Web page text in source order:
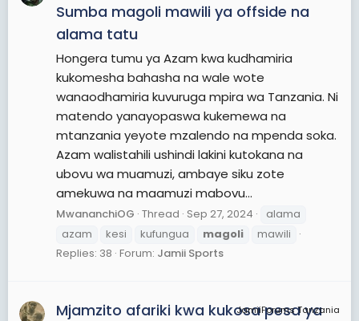
Sumba magoli mawili ya offside na
alama tatu
Hongera tumu ya Azam kwa kudhamiria
kukomesha bahasha na wale wote
wanaodhamiria kuvuruga mpira wa Tanzania. Ni
matendo yanayopaswa kukemewa na
mtanzania yeyote mzalendo na mpenda soka.
Azam walistahili ushindi lakini kutokana na
ubovu wa muamuzi, ambaye siku zote
amekuwa na maamuzi mabovu...
MwananchiOG Thread Sep 27, 2024
alama
azam
kesi kufungua magoli
mawili
Replies: 38 Forum: Jamii Sports
JamiiForums Tanzania
Mjamzito afariki kwa kukosa pesa ya